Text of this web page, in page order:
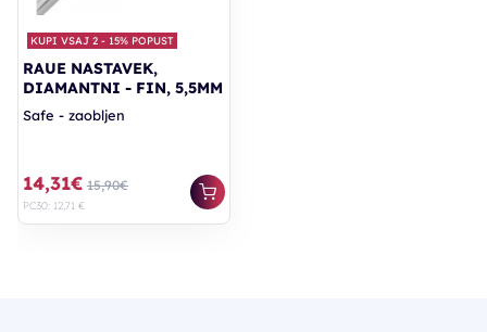
KUPI VSAJ 2 - 15% POPUST
RAUE NASTAVEK,
DIAMANTNI - FIN, 5,5MM
Safe - zaobljen
14,31€ 15,90€
PC30: 12,71 €